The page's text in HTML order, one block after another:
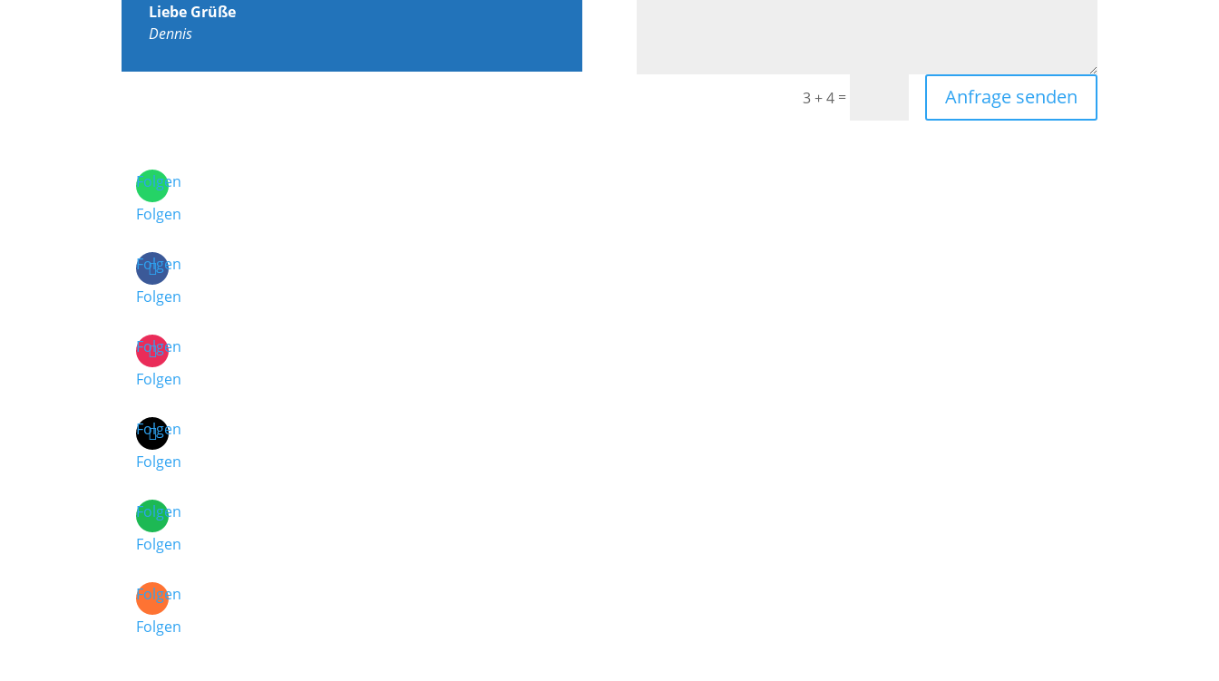
Liebe Grüße
Dennis
3 + 4= Anfrage senden
Folgen
Folgen
Folgen
Folgen
Folgen
Folgen
Folgen
Folgen
Folgen
Folgen
Folgen
Folgen